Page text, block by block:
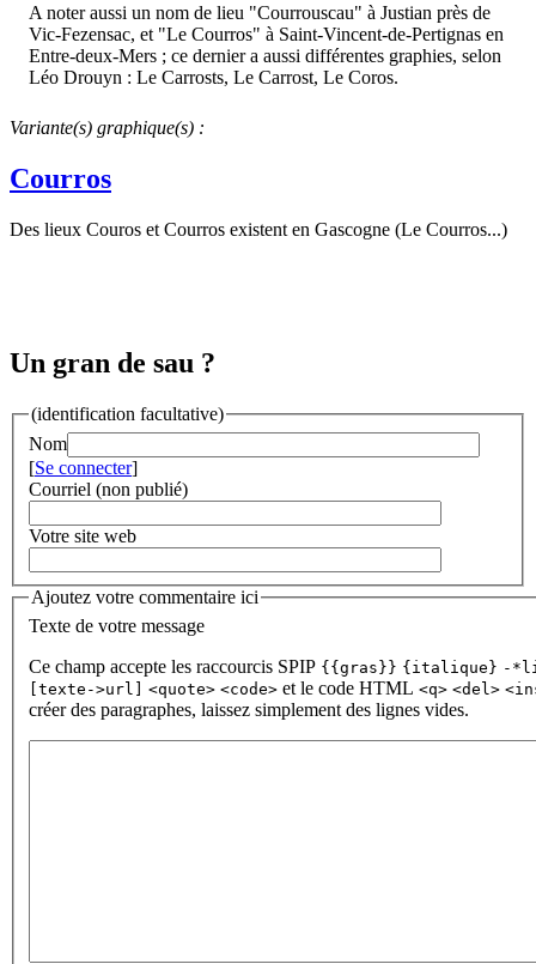
A noter aussi un nom de lieu "Courrouscau" à Justian près de
Vic-Fezensac, et "Le Courros" à Saint-Vincent-de-Pertignas en
Entre-deux-Mers ; ce dernier a aussi différentes graphies, selon
Léo Drouyn : Le Carrosts, Le Carrost, Le Coros.
Variante(s) graphique(s) :
Courros
Des lieux Couros et Courros existent en Gascogne (Le Courros...)
Un gran de sau ?
(identification facultative)
Nom
[Se connecter]
Courriel (non publié)
Votre site web
Ajoutez votre commentaire ici
Texte de votre message
Ce champ accepte les raccourcis SPIP {{gras}} {italique} -
[texte->url] <quote> <code> et le code HTML <q> <del>
créer des paragraphes, laissez simplement des lignes vides.